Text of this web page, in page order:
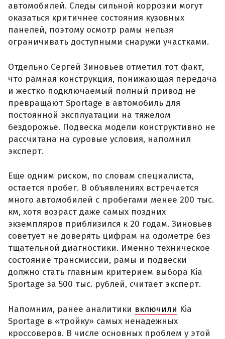
автомобилей. Следы сильной коррозии могут
оказаться критичнее состояния кузовных
панелей, поэтому осмотр рамы нельзя
ограничивать доступными снаружи участками.
Отдельно Сергей Зиновьев отметил тот факт,
что рамная конструкция, понижающая передача
и жестко подключаемый полный привод не
превращают Sportage в автомобиль для
постоянной эксплуатации на тяжелом
бездорожье. Подвеска модели конструктивно не
рассчитана на суровые условия, напомнил
эксперт.
Еще одним риском, по словам специалиста,
остается пробег. В объявлениях встречается
много автомобилей с пробегами менее 200 тыс.
км, хотя возраст даже самых поздних
экземпляров приблизился к 20 годам. Зиновьев
советует не доверять цифрам на одометре без
тщательной диагностики. Именно техническое
состояние трансмиссии, рамы и подвески
должно стать главным критерием выбора Kia
Sportage за 500 тыс. рублей, считает эксперт.
Напомним, ранее аналитики включили Kia
Sportage в «тройку» самых ненадежных
кроссоверов. В числе основных проблем у этой